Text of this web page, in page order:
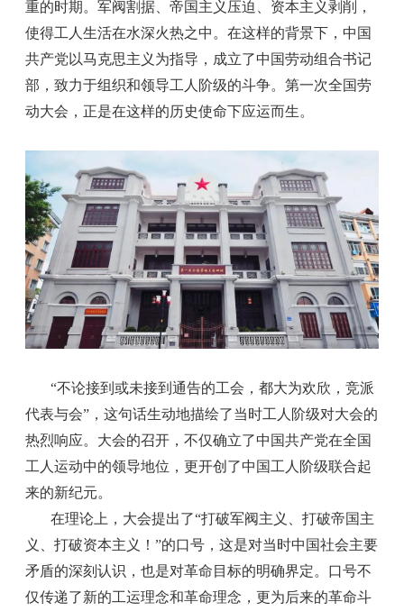
重的时期。军阀割据、帝国主义压迫、资本主义剥削，
使得工人生活在水深火热之中。在这样的背景下，中国
共产党以马克思主义为指导，成立了中国劳动组合书记
部，致力于组织和领导工人阶级的斗争。第一次全国劳
动大会，正是在这样的历史使命下应运而生。
“不论接到或未接到通告的工会，都大为欢欣，竞派
代表与会”，这句话生动地描绘了当时工人阶级对大会的
热烈响应。大会的召开，不仅确立了中国共产党在全国
工人运动中的领导地位，更开创了中国工人阶级联合起
来的新纪元。
在理论上，大会提出了“打破军阀主义、打破帝国主
义、打破资本主义！”的口号，这是对当时中国社会主要
矛盾的深刻认识，也是对革命目标的明确界定。口号不
仅传递了新的工运理念和革命理念，更为后来的革命斗